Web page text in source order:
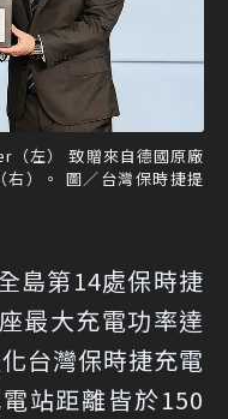
左） 致贈來自德國原廠
）。 圖／台灣保時捷提
島第14處保時捷
最大充電功率達
台灣保時捷充電
站距離皆於150